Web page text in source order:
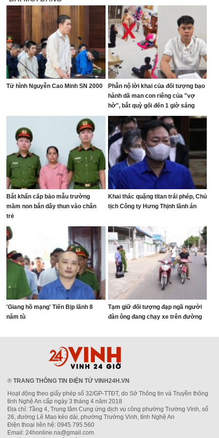
Tử hình Nguyễn Cao Minh SN 2000
Phẫn nộ lời khai của đối tượng bạo
hành dã man con riêng của "vợ
hờ", bắt quỳ gối đến 1 giờ sáng
Bắt khẩn cấp bảo mẫu trường
mầm non bắn dây thun vào chân
trẻ
Khai thác quặng titan trái phép, Chủ
tịch Công ty Hưng Thịnh lãnh án
'Giang hồ mạng' Tiến Bịp lãnh 8
năm tù
Tạm giữ đối tượng đạp ngã người
đàn ông đang chạy xe trên đường
® TRANG THÔNG TIN ĐIỆN TỬ VINH24H.VN
Hoạt động theo giấy phép số 32/GP-TTĐT, do Sở Thông tin và Truyền thông
tỉnh Nghệ An cấp ngày 3 tháng 4 năm 2018
Địa chỉ: Tầng 4, Trung tâm Cung ứng dịch vụ công phường Trường Vinh, số
26, đường Lê Mao kéo dài, phường Trường Vinh, tỉnh Nghệ An
Điện thoại liên hệ: 0945.795.560
Email: 24honline.na@gmail.com